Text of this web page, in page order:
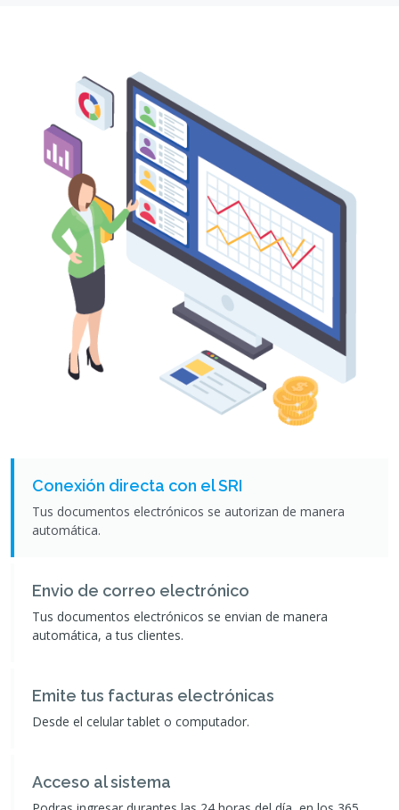
Conexión directa con el SRI
Tus documentos electrónicos se autorizan de manera
automática.
Envio de correo electrónico
Tus documentos electrónicos se envian de manera
automática, a tus clientes.
Emite tus facturas electrónicas
Desde el celular tablet o computador.
Acceso al sistema